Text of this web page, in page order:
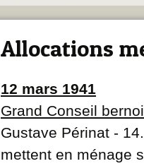
Allocations
12 mars 1941
Grand Conseil
Gustave Périnat -
mettent en ménage